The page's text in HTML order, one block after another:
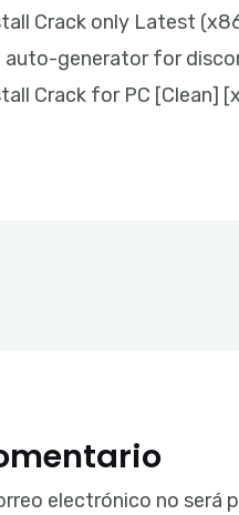
Crack only Latest
auto-generator for
Crack for PC [Clean]
electrónico no será